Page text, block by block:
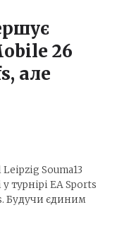
26
але
Souma13
турнірі EA Sports
Будучи єдиним